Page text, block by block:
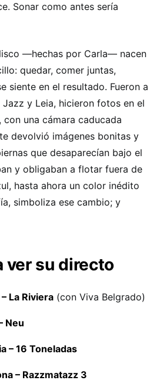
Sonar como antes sería
—hechas por Carla— nacen
quedar, comer juntas,
siente en el resultado. Fueron a
y Leia, hicieron fotos en el
una cámara caducada
devolvió imágenes bonitas y
que desaparecían bajo el
y obligaban a flotar fuera de
hasta ahora un color inédito
simboliza ese cambio; y
ver su directo
La Riviera (con Viva Belgrado)
Neu
– 16 Toneladas
– Razzmatazz 3